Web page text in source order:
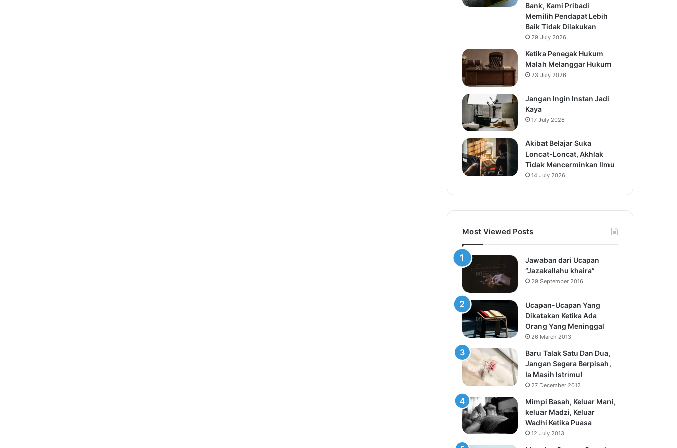
Bank, Kami Pribadi
Memilih Pendapat Lebih
Baik Tidak Dilakukan
29 July 2026
Ketika Penegak Hukum
Malah Melanggar Hukum
23 July 2026
Jangan Ingin Instan Jadi
Kaya
17 July 2026
Akibat Belajar Suka
Loncat-Loncat, Akhlak
Tidak Mencerminkan Ilmu
14 July 2026
Most Viewed Posts
Jawaban dari Ucapan
“Jazakallahu khaira”
29 September 2016
Ucapan-Ucapan Yang
Dikatakan Ketika Ada
Orang Yang Meninggal
26 March 2013
Baru Talak Satu Dan Dua,
Jangan Segera Berpisah,
Ia Masih Istrimu!
27 December 2012
Mimpi Basah, Keluar Mani,
keluar Madzi, Keluar
Wadhi Ketika Puasa
12 July 2013